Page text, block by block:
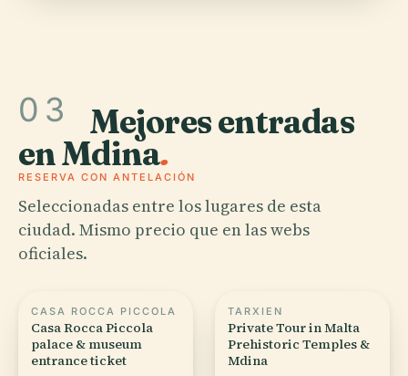
03 Mejores entradas
en Mdina.
RESERVA CON ANTELACIÓN
Seleccionadas entre los lugares de esta
ciudad. Mismo precio que en las webs
oficiales.
CASA ROCCA PICCOLA
Casa Rocca Piccola
palace & museum
entrance ticket
TARXIEN
Private Tour in Malta
Prehistoric Temples &
Mdina